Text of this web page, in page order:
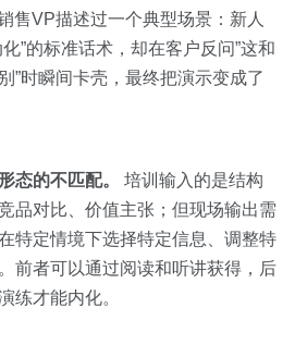
售VP描述过一个典型场景：新人
”的标准话术，却在客户反问”这和
”时瞬间卡壳，最终把演示变成了
态的不匹配。
培训输入的是结构
对比、价值主张；但现场输出需
定情境下选择特定信息、调整特
前者可以通过阅读和听讲获得，后
练才能内化。